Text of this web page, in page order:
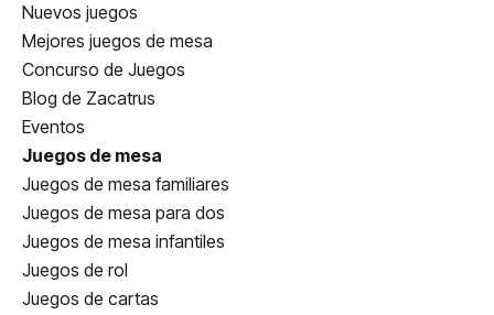
Nuevos juegos
Mejores juegos de mesa
Concurso de Juegos
Blog de Zacatrus
Eventos
Juegos de mesa
Juegos de mesa familiares
Juegos de mesa para dos
Juegos de mesa infantiles
Juegos de rol
Juegos de cartas